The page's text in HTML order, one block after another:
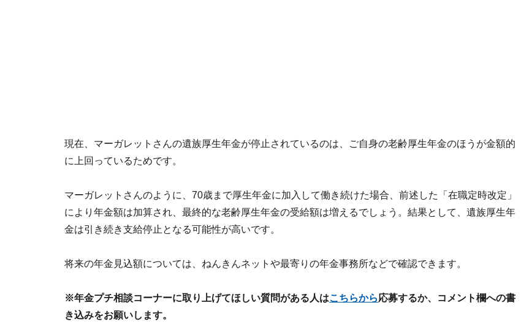
現在、マーガレットさんの遺族厚生年金が停止されているのは、ご自身の老齢厚生年金のほうが金額的
に上回っているためです。
マーガレットさんのように、70歳まで厚生年金に加入して働き続けた場合、前述した「在職定時改定」
により年金額は加算され、最終的な老齢厚生年金の受給額は増えるでしょう。結果として、遺族厚生年
金は引き続き支給停止となる可能性が高いです。
将来の年金見込額については、ねんきんネットや最寄りの年金事務所などで確認できます。
※年金プチ相談コーナーに取り上げてほしい質問がある人はこちらから応募するか、コメント欄への書
き込みをお願いします。